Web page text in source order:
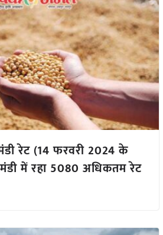
रेट (14 फरवरी 2024 के
में रहा 5080 अधिकतम रेट